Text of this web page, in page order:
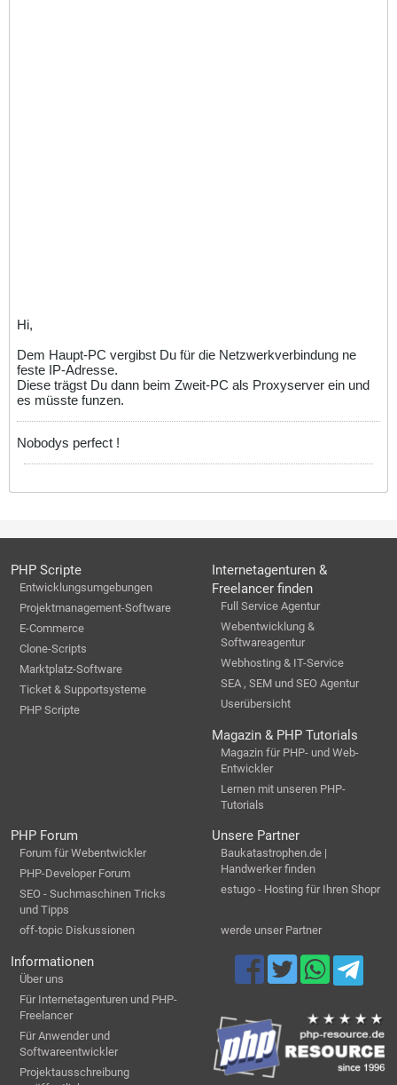
Hi,
Dem Haupt-PC vergibst Du für die Netzwerkverbindung ne
feste IP-Adresse.
Diese trägst Du dann beim Zweit-PC als Proxyserver ein und
es müsste funzen.
Nobodys perfect !
PHP Scripte
Entwicklungsumgebungen
Projektmanagement-Software
E-Commerce
Clone-Scripts
Marktplatz-Software
Ticket & Supportsysteme
PHP Scripte
Internetagenturen &
Freelancer finden
Full Service Agentur
Webentwicklung &
Softwareagentur
Webhosting & IT-Service
SEA , SEM und SEO Agentur
Userübersicht
Magazin & PHP Tutorials
Magazin für PHP- und Web-
Entwickler
Lernen mit unseren PHP-
Tutorials
PHP Forum
Forum für Webentwickler
PHP-Developer Forum
SEO - Suchmaschinen Tricks
und Tipps
off-topic Diskussionen
Unsere Partner
Baukatastrophen.de |
Handwerker finden
estugo - Hosting für Ihren Shopr
werde unser Partner
Informationen
Über uns
Für Internetagenturen und PHP-
Freelancer
Für Anwender und
Softwareentwickler
Projektausschreibung